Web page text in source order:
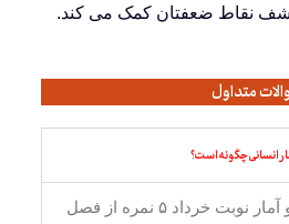
نقاط ضعفتان کمک می کند.
متداول
انسانی چگونه است؟
در امتحان نهایی ریاضی و آمار نوبت خرداد ۵ نمره از فصل